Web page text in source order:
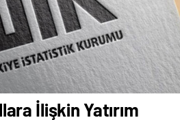
İlişkin Yatırım